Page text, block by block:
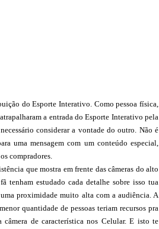
do Esporte Interativo. Como pessoa física,
a entrada do Esporte Interativo pela
considerar a vontade do outro. Não é
uma mensagem com um conteúdo especial,
compradores.
que mostra em frente das câmeras do alto
tenham estudado cada detalhe sobre isso tua
proximidade muito alta com a audiência. A
quantidade de pessoas teriam recursos pra
de característica nos Celular. E isto te